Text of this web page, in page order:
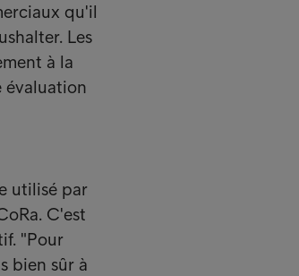
qu'il
Les
à la
évaluation
utilisé par
C'est
"Pour
bien sûr à